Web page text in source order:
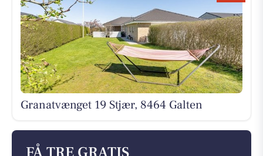
Granatvænget 19 Stjær, 8464 Galten